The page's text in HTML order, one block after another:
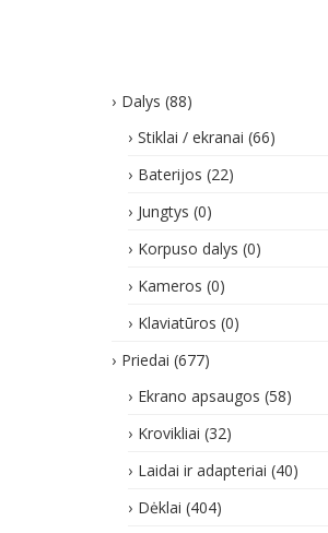
Dalys (88)
Stiklai / ekranai (66)
Baterijos (22)
Jungtys (0)
Korpuso dalys (0)
Kameros (0)
Klaviatūros (0)
Priedai (677)
Ekrano apsaugos (58)
Krovikliai (32)
Laidai ir adapteriai (40)
Dėklai (404)